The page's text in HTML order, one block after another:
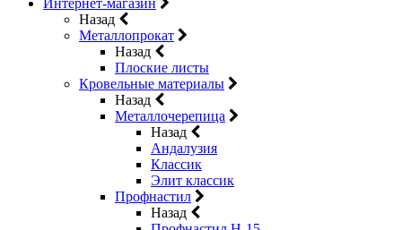
Интернет-магазин
Назад
Металлопрокат
Назад
Плоские листы
Кровельные материалы
Назад
Металлочерепица
Назад
Андалузия
Классик
Элит классик
Профнастил
Назад